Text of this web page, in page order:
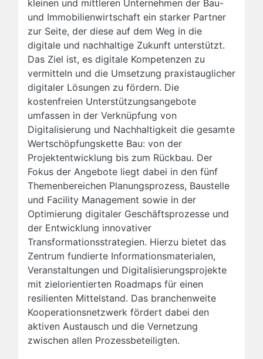
kleinen und mittleren Unternehmen der Bau-
und Immobilienwirtschaft ein starker Partner
zur Seite, der diese auf dem Weg in die
digitale und nachhaltige Zukunft unterstützt.
Das Ziel ist, es digitale Kompetenzen zu
vermitteln und die Umsetzung praxistauglicher
digitaler Lösungen zu fördern. Die
kostenfreien Unterstützungsangebote
umfassen in der Verknüpfung von
Digitalisierung und Nachhaltigkeit die gesamte
Wertschöpfungskette Bau: von der
Projektentwicklung bis zum Rückbau. Der
Fokus der Angebote liegt dabei in den fünf
Themenbereichen Planungsprozess, Baustelle
und Facility Management sowie in der
Optimierung digitaler Geschäftsprozesse und
der Entwicklung innovativer
Transformationsstrategien. Hierzu bietet das
Zentrum fundierte Informationsmaterialen,
Veranstaltungen und Digitalisierungsprojekte
mit zielorientierten Roadmaps für einen
resilienten Mittelstand. Das branchenweite
Kooperationsnetzwerk fördert dabei den
aktiven Austausch und die Vernetzung
zwischen allen Prozessbeteiligten.